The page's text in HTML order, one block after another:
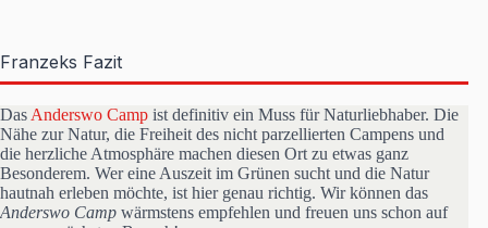
Franzeks Fazit
Das Anderswo Camp ist definitiv ein Muss für Naturliebhaber. Die
Nähe zur Natur, die Freiheit des nicht parzellierten Campens und
die herzliche Atmosphäre machen diesen Ort zu etwas ganz
Besonderem. Wer eine Auszeit im Grünen sucht und die Natur
hautnah erleben möchte, ist hier genau richtig. Wir können das
Anderswo Camp wärmstens empfehlen und freuen uns schon auf